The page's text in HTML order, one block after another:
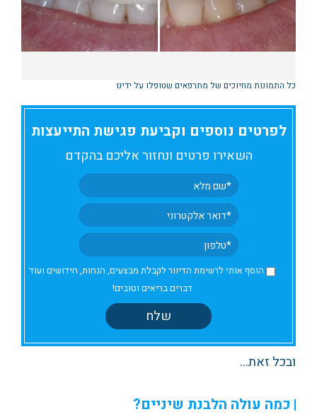
כל התמונות מחיוכים של מתרפאים שטופלו על ידינו
לפרטים נוספים וקביעת פגישת התייעצות
השאירו פרטים ונחזור אליכם בהקדם
הוסף אותי לרשימת הדיוור לקבלת מבצעים, הנחות, חידושים ועוד
דברים בריאים וטובים!
ובכל זאת…
כמה עולה הלבנת שיניים?